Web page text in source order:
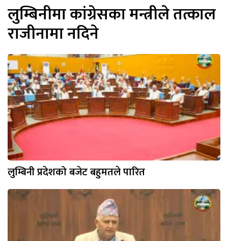
लुम्बिनीमा कांग्रेसका मन्त्रीले तत्काल
राजीनामा नदिने
लुम्बिनी प्रदेशको बजेट बहुमतले पारित